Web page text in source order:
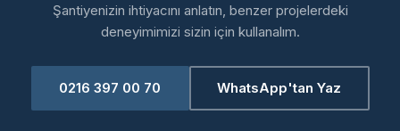
Şantiyenizin ihtiyacını anlatın, benzer projelerdeki
deneyimimizi sizin için kullanalım.
0216 397 00 70 WhatsApp'tan Yaz